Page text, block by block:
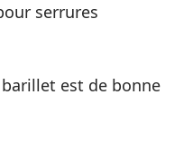
serrures
est de bonne